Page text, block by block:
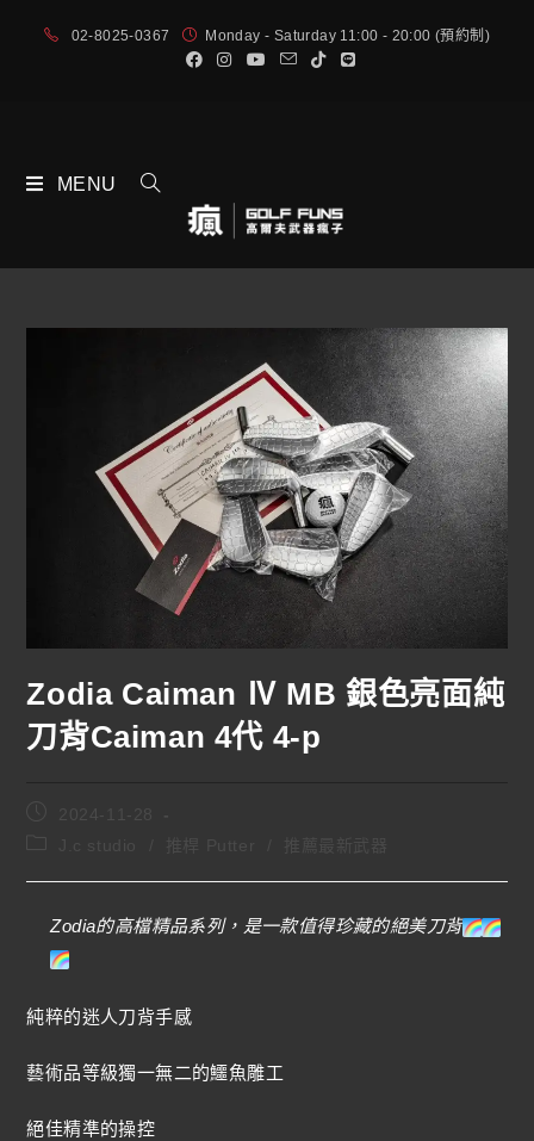
02-8025-0367 Monday - Saturday 11:00 - 20:00 (預約制)
MENU
Zodia Caiman Ⅳ MB 銀色亮面純
刀背Caiman 4代 4-p
2024-11-28
Zodia的高檔精品系列，是一款值得珍藏的絕美刀背
純粹的迷人刀背手感
藝術品等級獨一無二的鱷魚雕工
絕佳精準的操控